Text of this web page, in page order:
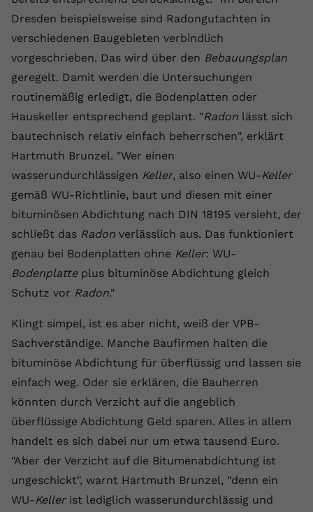
Dresden beispielsweise sind Radongutachten in
verschiedenen Baugebieten verbindlich
vorgeschrieben. Das wird über den Bebauungsplan
geregelt. Damit werden die Untersuchungen
routinemäßig erledigt, die Bodenplatten oder
Hauskeller entsprechend geplant. "Radon lässt sich
bautechnisch relativ einfach beherrschen", erklärt
Hartmuth Brunzel. "Wer einen
wasserundurchlässigen Keller, also einen WU-Keller
gemäß WU-Richtlinie, baut und diesen mit einer
bituminösen Abdichtung nach DIN 18195 versieht, der
schließt das Radon verlässlich aus. Das funktioniert
genau bei Bodenplatten ohne Keller: WU-
Bodenplatteplus bituminöse Abdichtung gleich
Schutz vor Radon."
Klingt simpel, ist es aber nicht, weiß der VPB-
Sachverständige. Manche Baufirmen halten die
bituminöse Abdichtung für überflüssig und lassen sie
einfach weg. Oder sie erklären, die Bauherren
könnten durch Verzicht auf die angeblich
überflüssige Abdichtung Geld sparen. Alles in allem
handelt es sich dabei nur um etwa tausend Euro.
"Aber der Verzicht auf die Bitumenabdichtung ist
ungeschickt", warnt Hartmuth Brunzel, "denn ein
WU-Kellerist lediglich wasserundurchlässig und
Name yt.innertube::requests
Anbieter youtube.com
Laufzeit Session
Zweck
Dieser von YouTube gesetzte Cookie
registriert eine eindeutige ID, um
Daten darüber zu speichern, welche
Videos von YouTube der Nutzer
gesehen hat.
Name yt.innertube::nextId
Anbieter Youtube.com
Laufzeit Session
Zweck
registriert eine eindeutige ID, um
Daten darüber zu speichern, welche
gesehen hat.
Anbieter Youtube.com
Laufzeit Session
YouTube setzt diesen Cookie, um die